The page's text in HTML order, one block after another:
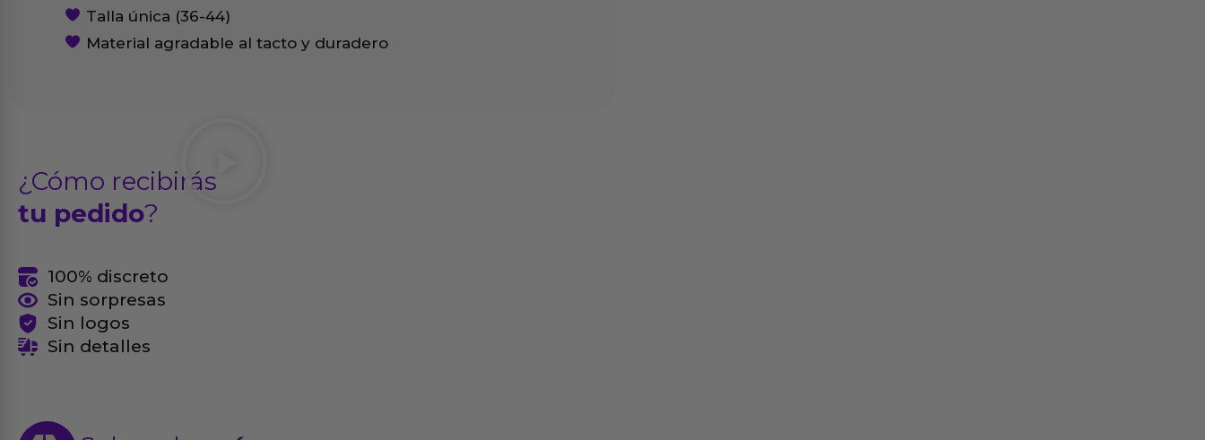
Talla única (36-44)
Material agradable al tacto y duradero
¿Cómo recibirás
tu pedido?
100% discreto
Sin sorpresas
Sin logos
Sin detalles